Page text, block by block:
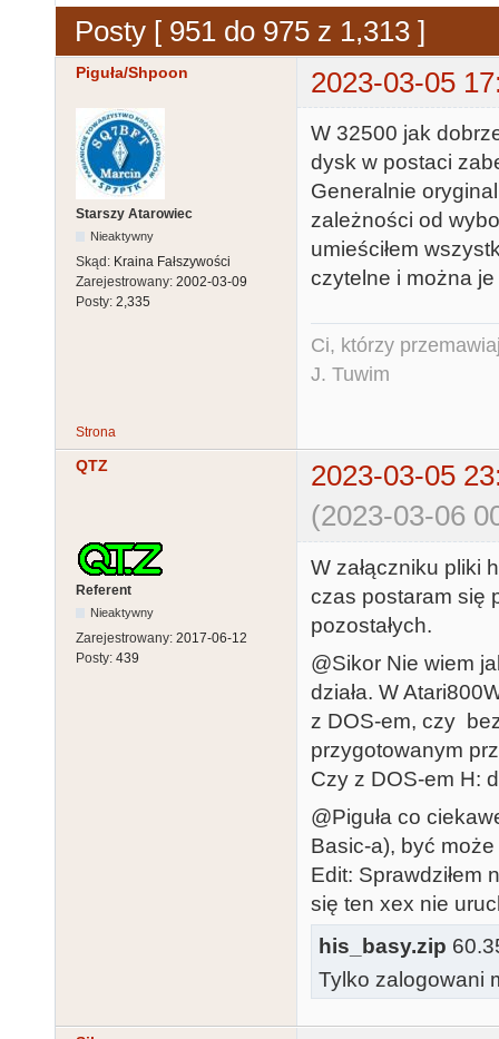
Posty [ 951 do 975 z 1,313 ]
Piguła/Shpoon 2023-03-05
Starszy Atarowiec
Nieaktywny
Skąd: Kraina Fałszywości
Zarejestrowany: 2002-03-09
Posty: 2,335
W 32500 jak
dysk w postaci
Generalnie
zależności od
umieściłem
czytelne i można
Ci, którzy
J. Tuwim
Strona
QTZ
2023-03-05
(2023-03-06
Referent
Nieaktywny
Zarejestrowany: 2017-06-12
Posty: 439
W załączniku pliki
czas postaram się
pozostałych.
@Sikor Nie wiem
działa. W
z DOS-em, czy
przygotowanym
Czy z DOS-em H:
@Piguła co
Basic-a), być
Edit: Sprawdziłem
się ten xex nie
his_basy.zip
Tylko zalogowani